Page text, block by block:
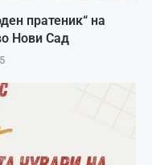
пратеник“ на
Нови Сад